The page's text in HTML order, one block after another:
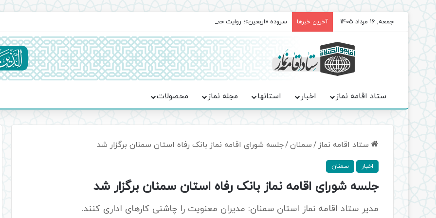
جمعه, 16 مرداد 1405 آخرین خبرها سروده‌ «اربعین»؛ روایت حماسه، استقامت و تمدن‌سازی امت اسلامی
ستاد اقامه نماز اخبار استانها مجله نماز محصولات
ستاد اقامه نماز /سمنان/جلسه شورای اقامه نماز بانک رفاه استان سمنان برگزار شد
اخبار سمنان
جلسه شورای اقامه نماز بانک رفاه استان سمنان برگزار شد
مدیر ستاد اقامه نماز استان سمنان: مدیران معنویت را چاشنی کارهای اداری کنند.